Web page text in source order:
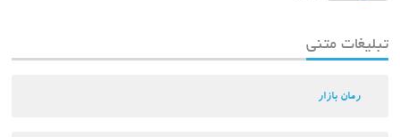
تبلیغات متنی
رمان بازار